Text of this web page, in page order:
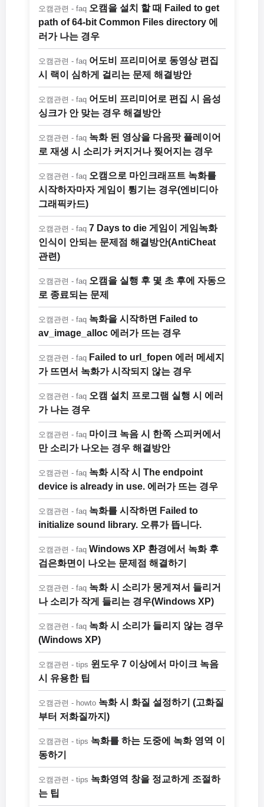
오캠관련 - faq 오캠을 설치 할 때 Failed to get
path of 64-bit Common Files directory 에
러가 나는 경우
오캠관련 - faq 어도비 프리미어로 동영상 편집
시 랙이 심하게 걸리는 문제 해결방안
오캠관련 - faq 어도비 프리미어로 편집 시 음성
싱크가 안 맞는 경우 해결방안
오캠관련 - faq 녹화 된 영상을 다음팟 플레이어
로 재생 시 소리가 커지거나 찢어지는 경우
오캠관련 - faq 오캠으로 마인크래프트 녹화를
시작하자마자 게임이 튕기는 경우(엔비디아
그래픽카드)
오캠관련 - faq 7 Days to die 게임이 게임녹화
인식이 안되는 문제점 해결방안(AntiCheat
관련)
오캠관련 - faq 오캠을 실행 후 몇 초 후에 자동으
로 종료되는 문제
오캠관련 - faq 녹화을 시작하면 Failed to
av_image_alloc 에러가 뜨는 경우
오캠관련 - faq Failed to url_fopen 에러 메세지
가 뜨면서 녹화가 시작되지 않는 경우
오캠관련 - faq 오캠 설치 프로그램 실행 시 에러
가 나는 경우
오캠관련 - faq 마이크 녹음 시 한쪽 스피커에서
만 소리가 나오는 경우 해결방안
오캠관련 - faq 녹화 시작 시 The endpoint
device is already in use. 에러가 뜨는 경우
오캠관련 - faq 녹화를 시작하면 Failed to
initialize sound library. 오류가 뜹니다.
오캠관련 - faq Windows XP 환경에서 녹화 후
검은화면이 나오는 문제점 해결하기
오캠관련 - faq 녹화 시 소리가 뭉게져서 들리거
나 소리가 작게 들리는 경우(Windows XP)
오캠관련 - faq 녹화 시 소리가 들리지 않는 경우
(Windows XP)
오캠관련 - tips 윈도우 7 이상에서 마이크 녹음
시 유용한 팁
오캠관련 - howto 녹화 시 화질 설정하기 (고화질
부터 저화질까지)
오캠관련 - tips 녹화를 하는 도중에 녹화 영역 이
동하기
오캠관련 - tips 녹화영역 창을 정교하게 조절하
는 팁